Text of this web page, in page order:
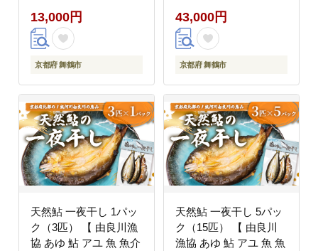
都 魚介 川魚 塩焼き 生
あゆ 】
13,000円
京都府 舞鶴市
43,000円
京都府 舞鶴市
天然鮎 一夜干し 1パッ
ク（3匹） 【 由良川漁
協 あゆ 鮎 アユ 魚 魚介
天然鮎 一夜干し 5パッ
ク（15匹） 【 由良川
漁協 あゆ 鮎 アユ 魚 魚